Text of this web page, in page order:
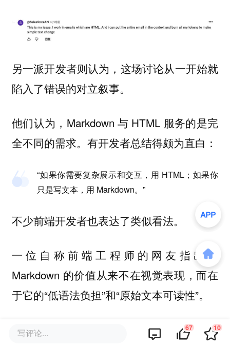
另一派开发者则认为，这场讨论从一开始就
陷入了错误的对立叙事。
他们认为，Markdown 与 HTML 服务的是完
全不同的需求。有开发者总结得颇为直白：
“如果你需要复杂展示和交互，用 HTML；如果你
只是写文本，用 Markdown。”
不少前端开发者也表达了类似看法。
一位自称前端工程师的网友指出，
Markdown 的价值从来不在视觉表现，而在
于它的“低语法负担”和“原始文本可读性”。
“Markdown 的核心优势，是你在写的时候就能直
接阅读完整内容，而不是依赖渲染后的表现。”
写评论... 67 10